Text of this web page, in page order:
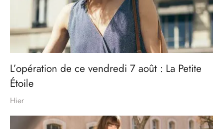
L’opération de ce vendredi 7 août : La Petite
Étoile
Hier